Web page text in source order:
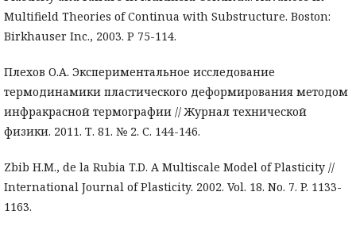
Multifield Theories of Continua with Substructure. Boston:
Birkhauser Inc., 2003. P 75-114.
Плехов О.А. Экспериментальное исследование
термодинамики пластического деформирования методом
инфракрасной термографии // Журнал технической
физики. 2011. Т. 81. № 2. С. 144-146.
Zbib H.M., de la Rubia T.D. A Multiscale Model of Plasticity //
International Journal of Plasticity. 2002. Vol. 18. No. 7. P. 1133-
1163.